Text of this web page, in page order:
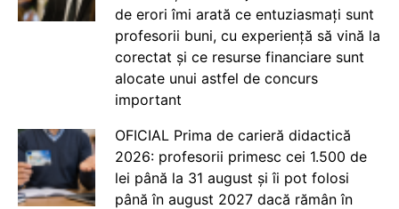
de erori îmi arată ce entuziasmați sunt
profesorii buni, cu experiență să vină la
corectat și ce resurse financiare sunt
alocate unui astfel de concurs
important
OFICIAL Prima de carieră didactică
2026: profesorii primesc cei 1.500 de
lei până la 31 august și îi pot folosi
până în august 2027 dacă rămân în